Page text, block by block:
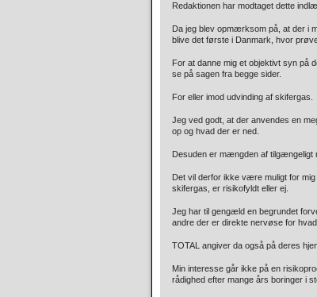
Redaktionen har modtaget dette
Da jeg blev opmærksom på, at der i
blive det første i Danmark, hvor
For at danne mig et objektivt syn på
se på sagen fra begge sider.
For eller imod udvinding af skifergas.
Jeg ved godt, at der anvendes en
op og hvad der er ned.
Desuden er mængden af
Det vil derfor ikke være muligt for mig
skifergas, er risikofyldt eller ej.
Jeg har til gengæld en begrundet
andre der er direkte nervøse for
TOTAL angiver da også på deres
Min interesse går ikke på en
rådighed efter mange års boringer i